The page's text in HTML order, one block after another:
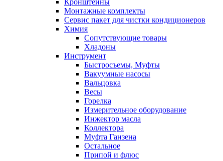
Кронштейны
Монтажные комплекты
Сервис пакет для чистки кондиционеров
Химия
Сопутствующие товары
Хладоны
Инструмент
Быстросъемы, Муфты
Вакуумные насосы
Вальцовка
Весы
Горелка
Измерительное оборудование
Инжектор масла
Коллектора
Муфта Ганзена
Остальное
Припой и флюс